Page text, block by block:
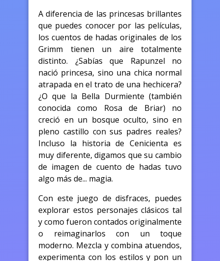
A diferencia de las princesas brillantes
que puedes conocer por las películas,
los cuentos de hadas originales de los
Grimm tienen un aire totalmente
distinto. ¿Sabías que Rapunzel no
nació princesa, sino una chica normal
atrapada en el trato de una hechicera?
¿O que la Bella Durmiente (también
conocida como Rosa de Briar) no
creció en un bosque oculto, sino en
pleno castillo con sus padres reales?
Incluso la historia de Cenicienta es
muy diferente, digamos que su cambio
de imagen de cuento de hadas tuvo
algo más de... magia.
Con este juego de disfraces, puedes
explorar estos personajes clásicos tal
y como fueron contados originalmente
o reimaginarlos con un toque
moderno. Mezcla y combina atuendos,
experimenta con los estilos y pon un